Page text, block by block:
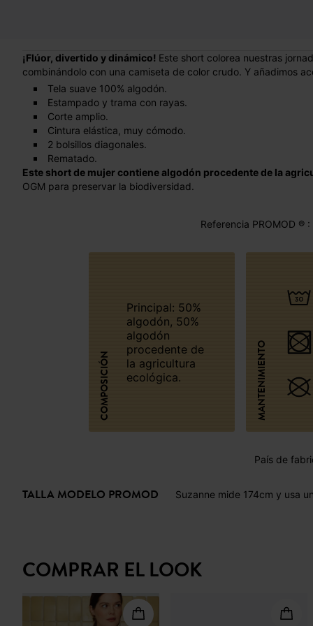
¡Flúor, divertido y dinámico! Este short colorea nuestras
combinándolo con una camiseta de color crudo. Y añadimos
Tela suave 100% algodón.
Estampado y trama con rayas.
Corte amplio.
Cintura elástica, muy cómodo.
2 bolsillos diagonales.
Rematado.
Este short de mujer contiene algodón procedente de la
OGM para preservar la biodiversidad.
Referencia PROMOD
COMPOSICIÓN
Principal: 50%
algodón, 50%
algodón
procedente de
la agricultura
ecológica.
MANTENIMIENTO
País de
TALLA MODELO PROMOD Suzanne mide 174cm y usa
COMPRAR EL LOOK